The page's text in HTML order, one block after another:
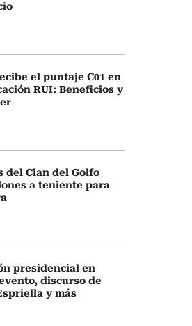
el puntaje C01 en
RUI: Beneficios y
del Clan del Golfo
a teniente para
presidencial en
discurso de
y más